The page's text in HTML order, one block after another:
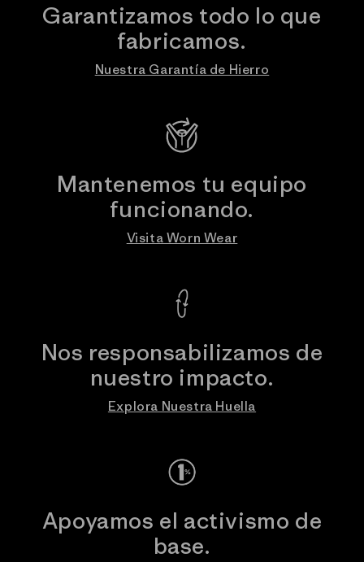
Garantizamos todo lo que
fabricamos.
Nuestra Garantía de Hierro
Mantenemos tu equipo
funcionando.
Visita Worn Wear
Nos responsabilizamos de
nuestro impacto.
Explora Nuestra Huella
Apoyamos el activismo de
base.